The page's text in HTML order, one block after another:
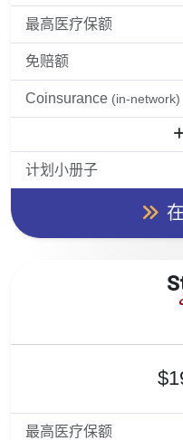
最高医疗保额
免赔额
Coinsurance (in-network)
计划小册子
最高医疗保额